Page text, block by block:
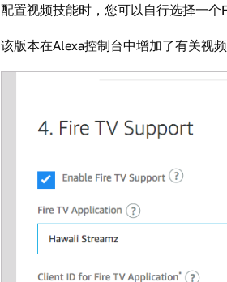
配置视频技能时，您可以自行选择一个
该版本在Alexa控制台中增加了有关视